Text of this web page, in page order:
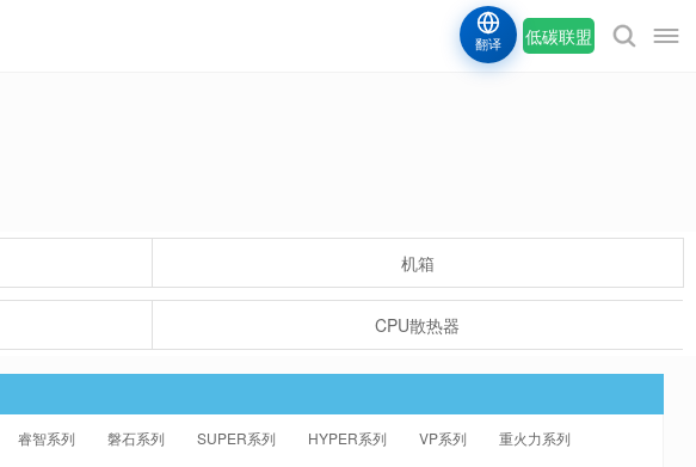
低碳联盟
翻译
机箱
CPU散热器
睿智系列 磐石系列 SUPER系列 HYPER系列 VP系列 重火力系列